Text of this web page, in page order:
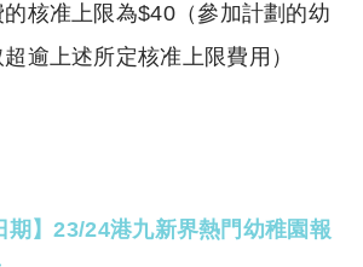
核准上限為$40（參加計劃的幼
逾上述所定核准上限費用）
期】23/24港九新界熱門幼稚園報